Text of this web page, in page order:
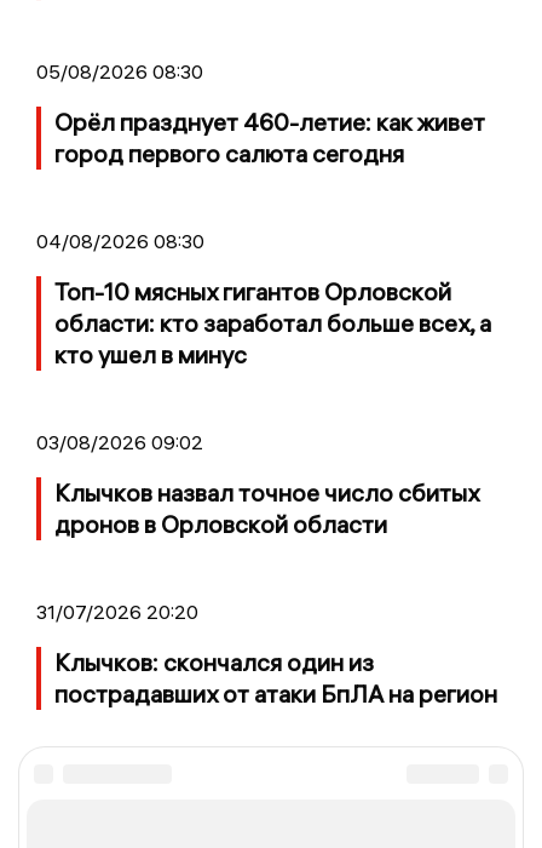
05/08/2026 08:30
Орёл празднует 460-летие: как живет
город первого салюта сегодня
04/08/2026 08:30
Топ-10 мясных гигантов Орловской
области: кто заработал больше всех, а
кто ушел в минус
03/08/2026 09:02
Клычков назвал точное число сбитых
дронов в Орловской области
31/07/2026 20:20
Клычков: скончался один из
пострадавших от атаки БпЛА на регион